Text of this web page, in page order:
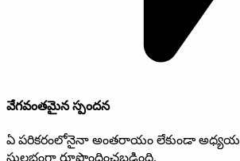
వేగవంతమైన స్పందన
ఏ పరికరంలోనైనా అంతరాయం లేకుండా
సులభంగా రూపొందించబడింది.